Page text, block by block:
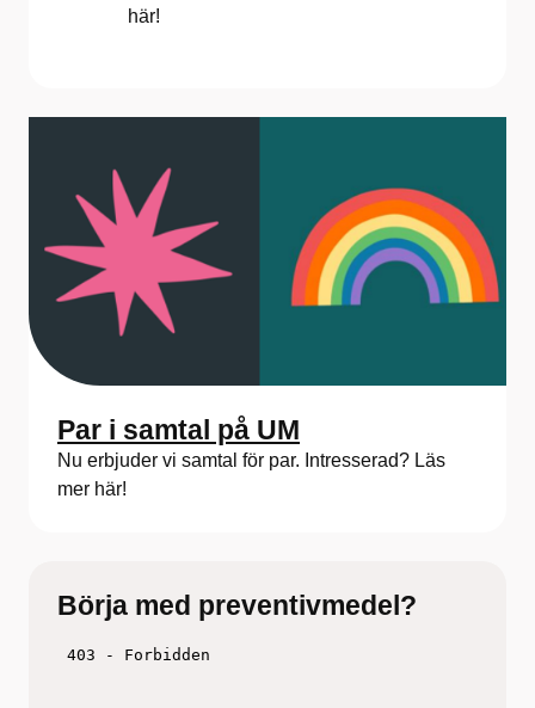
här!
Par i samtal på UM
Nu erbjuder vi samtal för par. Intresserad? Läs
mer här!
Börja med preventivmedel?